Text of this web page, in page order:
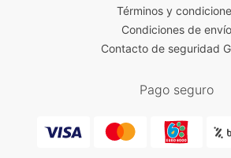
Términos y
Condiciones de envío
Contacto de seguridad
Pago seguro